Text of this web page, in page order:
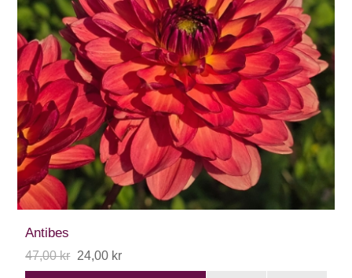
Antibes
47,00 kr 24,00 kr